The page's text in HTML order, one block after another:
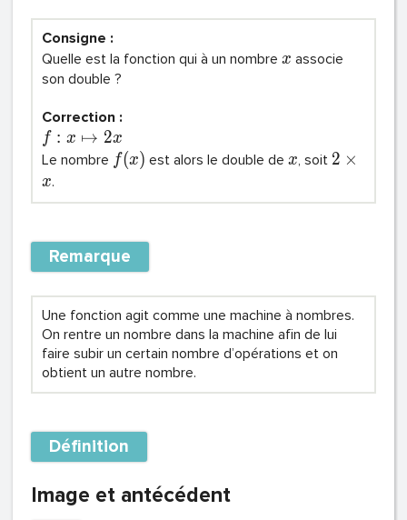
Consigne :
Quelle est la fonction qui à un nombre x associe
son double ?
Correction :
f : x ↦ 2x
Le nombre f(x) est alors le double dex, soit 2 ×
x.
Remarque
Une fonction agit comme une machine à nombres.
On rentre un nombre dans la machine afin de lui
faire subir un certain nombre d’opérations et on
obtient un autre nombre.
Définition
Image et antécédent